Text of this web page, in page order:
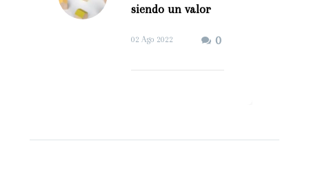
siendo un valor
proteger sus ahorros…
0
02 Ago 2022